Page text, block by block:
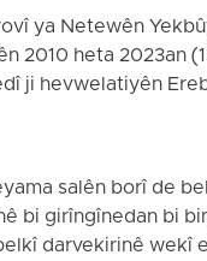
ya Netewên
2010 heta 2023an
ji hevwelatiyên
salên borî de
bi girîngînedan bi
darvekirinê wekî